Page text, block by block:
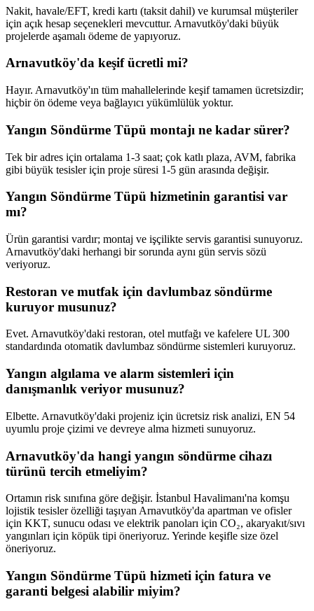
Nakit, havale/EFT, kredi kartı (taksit dahil) ve kurumsal müşteriler
için açık hesap seçenekleri mevcuttur. Arnavutköy'daki büyük
projelerde aşamalı ödeme de yapıyoruz.
Arnavutköy'da keşif ücretli mi?
Hayır. Arnavutköy'ın tüm mahallelerinde keşif tamamen ücretsizdir;
hiçbir ön ödeme veya bağlayıcı yükümlülük yoktur.
Yangın Söndürme Tüpü montajı ne kadar sürer?
Tek bir adres için ortalama 1-3 saat; çok katlı plaza, AVM, fabrika
gibi büyük tesisler için proje süresi 1-5 gün arasında değişir.
Yangın Söndürme Tüpü hizmetinin garantisi var
mı?
Ürün garantisi vardır; montaj ve işçilikte servis garantisi sunuyoruz.
Arnavutköy'daki herhangi bir sorunda aynı gün servis sözü
veriyoruz.
Restoran ve mutfak için davlumbaz söndürme
kuruyor musunuz?
Evet. Arnavutköy'daki restoran, otel mutfağı ve kafelere UL 300
standardında otomatik davlumbaz söndürme sistemleri kuruyoruz.
Yangın algılama ve alarm sistemleri için
danışmanlık veriyor musunuz?
Elbette. Arnavutköy'daki projeniz için ücretsiz risk analizi, EN 54
uyumlu proje çizimi ve devreye alma hizmeti sunuyoruz.
Arnavutköy'da hangi yangın söndürme cihazı
türünü tercih etmeliyim?
Ortamın risk sınıfına göre değişir. İstanbul Havalimanı'na komşu
lojistik tesisler özelliği taşıyan Arnavutköy'da apartman ve ofisler
için KKT, sunucu odası ve elektrik panoları için CO₂, akaryakıt/sıvı
yangınları için köpük tipi öneriyoruz. Yerinde keşifle size özel
öneriyoruz.
Yangın Söndürme Tüpü hizmeti için fatura ve
garanti belgesi alabilir miyim?